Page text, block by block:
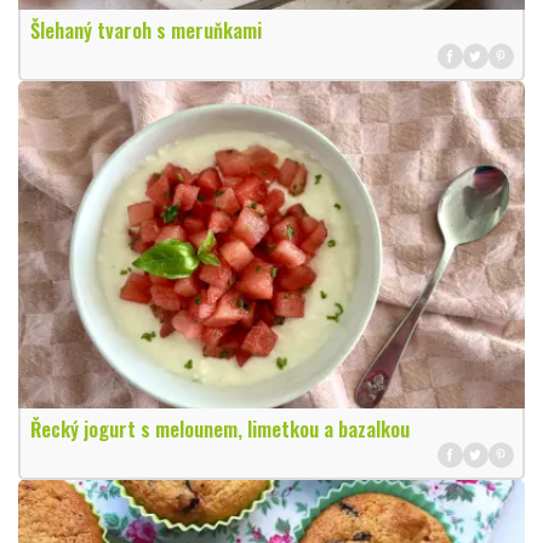
Šlehaný tvaroh s meruňkami
Řecký jogurt s melounem, limetkou a bazalkou